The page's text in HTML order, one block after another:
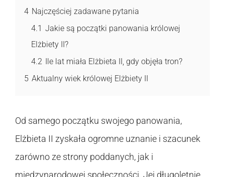
4 Najczęściej zadawane pytania
4.1 Jakie są początki panowania królowej
Elżbiety II?
4.2 Ile lat miała Elżbieta II, gdy objęła tron?
5 Aktualny wiek królowej Elżbiety II
Od samego początku swojego panowania,
Elżbieta II zyskała ogromne uznanie i szacunek
zarówno ze strony poddanych, jak i
międzynarodowej społeczności. Jej długoletnie